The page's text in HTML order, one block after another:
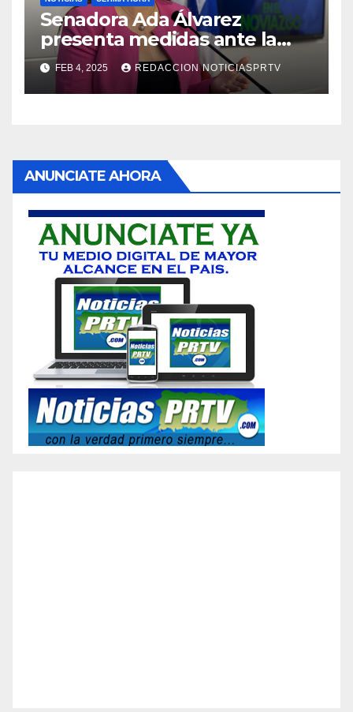
Senadora Ada Álvarez
presenta medidas ante la
violencia en el noviazgo
FEB 4, 2025 REDACCION NOTICIASPRTV
ANUNCIATE AHORA